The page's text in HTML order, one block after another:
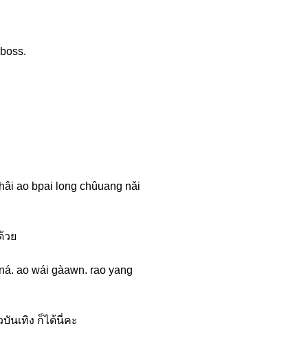
ao bpai long chûuang nǎi
วย
ao wái gàawn. rao yang
นเทิง ก็ได้นี่คะ